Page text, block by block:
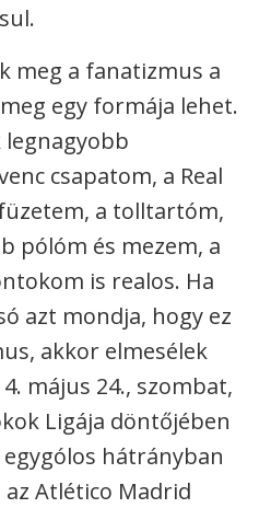
meg a fanatizmus a
egy formája lehet.
legnagyobb
csapatom, a Real
a tolltartóm,
pólóm és mezem, a
is realos. Ha
azt mondja, hogy ez
akkor elmesélek
május 24., szombat,
Ligája döntőjében
hátrányban
Atlético Madrid